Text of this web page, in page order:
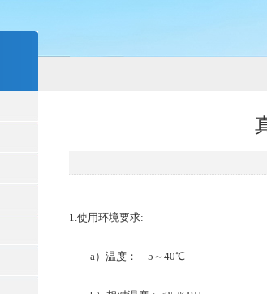
1.使用环境要求:
a）温度： 5～40℃